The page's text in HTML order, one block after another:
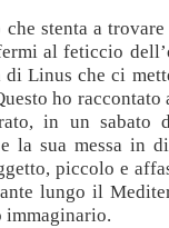
stenta a
al feticcio
di Linus che ci
ho
in un sabato
la sua messa in
piccolo e
lungo il
immaginario.